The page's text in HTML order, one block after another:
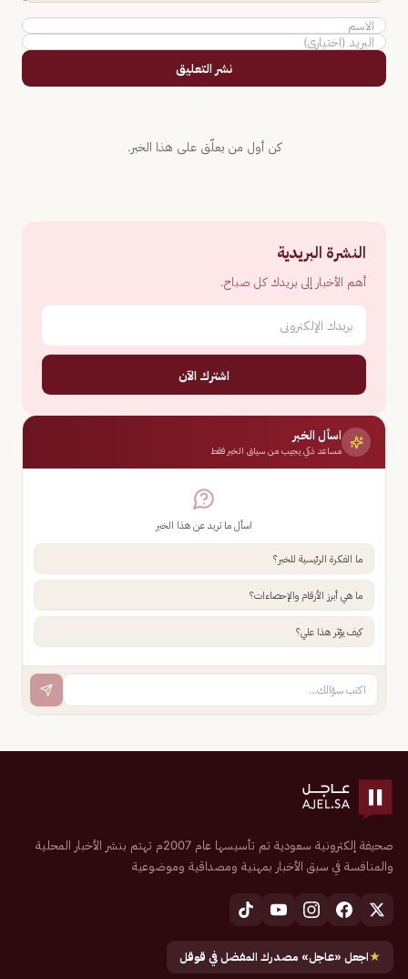
نشر التعليق
كن أول من يعلّق على هذا الخبر.
النشرة البريدية
أهم الأخبار إلى بريدك كل صباح.
اشترك الآن
اسأل الخبر
مساعد ذكي يجيب من سياق الخبر فقط
اسأل ما تريد عن هذا الخبر
ما الفكرة الرئيسية للخبر؟
ما هي أبرز الأرقام والإحصاءات؟
كيف يؤثر هذا علي؟
صحيفة إلكترونية سعودية تم تأسيسها عام 2007م تهتم بنشر الأخبار المحلية
والمنافسة في سبق الأخبار بمهنية ومصداقية وموضوعية
★اجعل «عاجل» مصدرك المفضل في قوقل